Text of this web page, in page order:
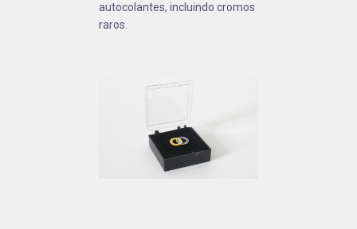
autocolantes, incluindo cromos
raros.